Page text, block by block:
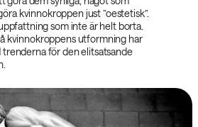
kvinnokroppen just ”oestetisk”.
som inte är helt borta.
kvinnokroppens utformning har
för den elitsatsande